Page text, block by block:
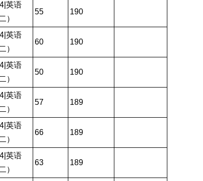
英语
）
55 190
英语
）
60 190
英语
）
50 190
英语
）
57 189
英语
）
66 189
英语
）
63 189